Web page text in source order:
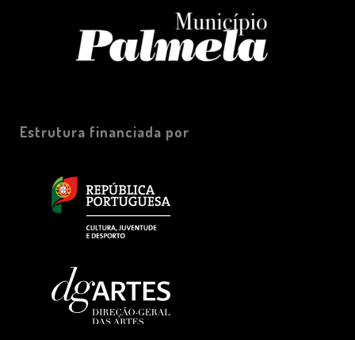
Estrutura financiada por